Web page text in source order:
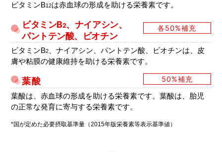
ビタミンB12は赤血球の形成を助ける栄養素です。
ビタミンB2、ナイアシン、
パントテン酸、ビオチン
各50%補充
ビタミンB2
、ナイアシン、パントテン酸、ビオチンは、皮
膚や粘膜の健康維持を助ける栄養素です。
葉酸
50%補充
葉酸は、赤血球の形成を助ける栄養素です。葉酸は、胎児
の正常な発育に寄与する栄養素です。
*国が定めた必要摂取基準量（2015年版栄養素等表示基準値）